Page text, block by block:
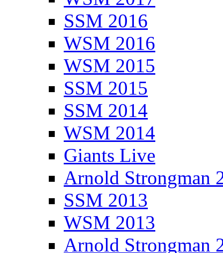
SSM 2016
WSM 2016
WSM 2015
SSM 2015
SSM 2014
WSM 2014
Giants Live
Arnold Strongman
SSM 2013
WSM 2013
Arnold Strongman